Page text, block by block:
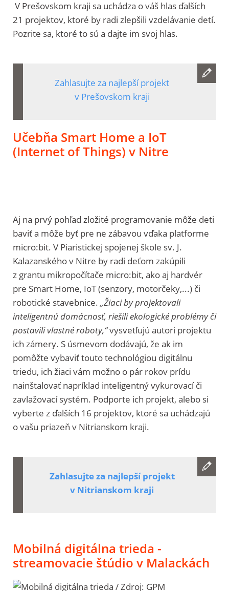
V Prešovskom kraji sa uchádza o váš hlas ďalších
21 projektov, ktoré by radi zlepšili vzdelávanie detí.
Pozrite sa, ktoré to sú a dajte im svoj hlas.
Zahlasujte za najlepší projekt
v Prešovskom kraji
Učebňa Smart Home a IoT
(Internet of Things) v Nitre
Aj na prvý pohľad zložité programovanie môže deti
baviť a môže byť pre ne zábavou vďaka platforme
micro:bit. V Piaristickej spojenej škole sv. J.
Kalazanského v Nitre by radi deťom zakúpili
z grantu mikropočítače micro:bit, ako aj hardvér
pre Smart Home, IoT (senzory, motorčeky,...) či
robotické stavebnice. „Žiaci by projektovali
inteligentnú domácnosť, riešili ekologické problémy či
postavili vlastné roboty,“vysvetľujú autori projektu
ich zámery. S úsmevom dodávajú, že ak im
pomôžte vybaviť touto technológiou digitálnu
triedu, ich žiaci vám možno o pár rokov prídu
nainštalovať napríklad inteligentný vykurovací či
zavlažovací systém. Podporte ich projekt, alebo si
vyberte z ďalších 16 projektov, ktoré sa uchádzajú
o vašu priazeň v Nitrianskom kraji.
Zahlasujte za najlepší projekt
v Nitrianskom kraji
Mobilná digitálna trieda -
streamovacie štúdio v Malackách